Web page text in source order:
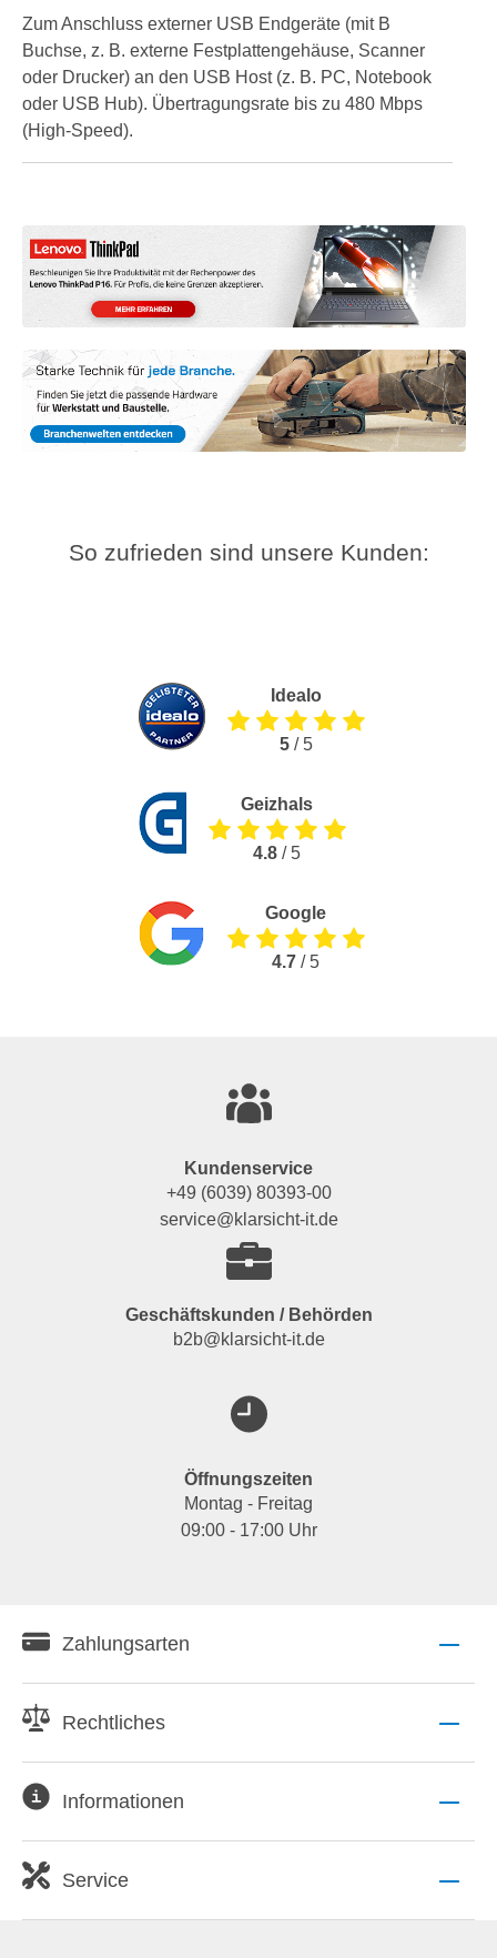
Zum Anschluss externer USB Endgeräte (mit B
Buchse, z. B. externe Festplattengehäuse, Scanner
oder Drucker) an den USB Host (z. B. PC, Notebook
oder USB Hub). Übertragungsrate bis zu 480 Mbps
(High-Speed).
So zufrieden sind unsere Kunden:
Idealo
5/ 5
Geizhals
4.8 / 5
Google
4.7 / 5
Kundenservice
+49 (6039) 80393-00
service@klarsicht-it.de
Geschäftskunden / Behörden
b2b@klarsicht-it.de
Öffnungszeiten
Montag - Freitag
09:00 - 17:00 Uhr
Zahlungsarten
Rechtliches
Informationen
Service